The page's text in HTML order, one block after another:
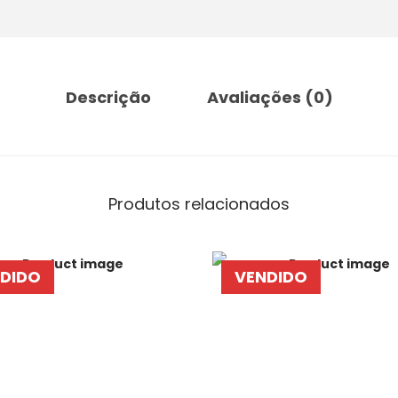
Descrição Avaliações (0)
Produtos relacionados
VENDIDO